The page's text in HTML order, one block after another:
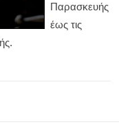
Παρασκευής
έως τις